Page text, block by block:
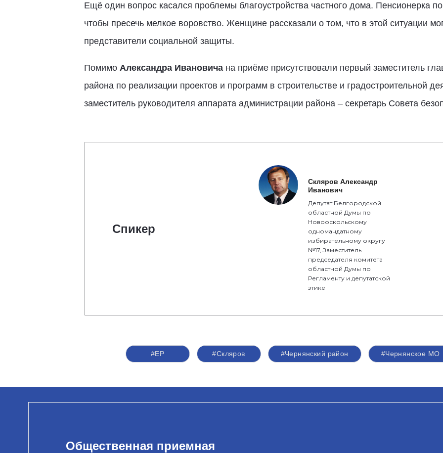
Ещё один вопрос касался проблемы благоустройства частного дома. Пенсионерка
чтобы пресечь мелкое воровство. Женщине рассказали о том, что в этой ситуации
представители социальной защиты.
Помимо Александра Ивановичана приёме присутствовали первый заместитель
района по реализации проектов и программ в строительстве и градостроительной
заместитель руководителя аппарата администрации района – секретарь Совета
Спикер
Скляров Александр
Иванович
Депутат Белгородской
областной Думы по
Новооскольскому
одномандатному
избирательному округу
№17, Заместитель
председателя комитета
областной Думы по
Регламенту и депутатской
этике
#ЕР #Скляров #Чернянский район #Чернянское МО
Общественная приемная